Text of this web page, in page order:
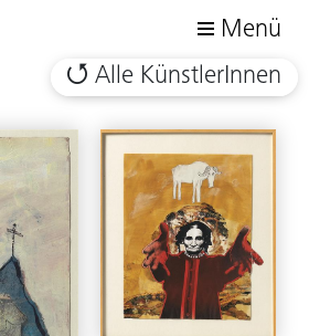
Menü
Alle KünstlerInnen